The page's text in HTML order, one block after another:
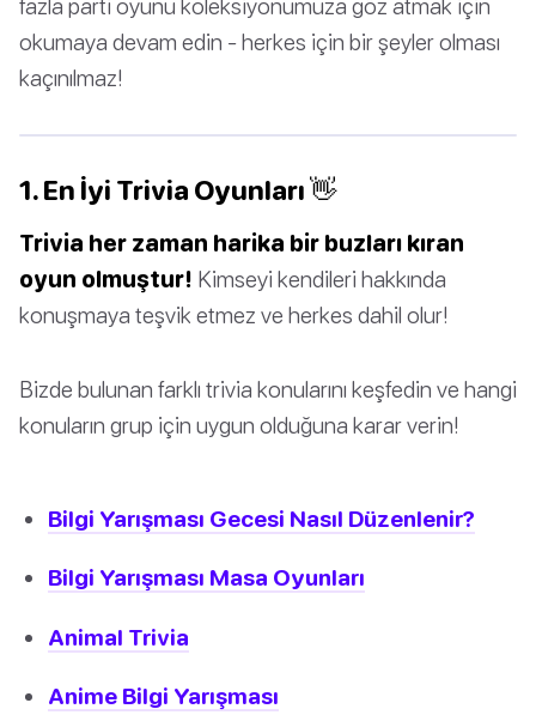
fazla parti oyunu koleksiyonumuza göz atmak için
okumaya devam edin - herkes için bir şeyler olması
kaçınılmaz!
1. En İyi Trivia Oyunları 👋
Trivia her zaman harika bir buzları kıran
oyun olmuştur! Kimseyi kendileri hakkında
konuşmaya teşvik etmez ve herkes dahil olur!
Bizde bulunan farklı trivia konularını keşfedin ve hangi
konuların grup için uygun olduğuna karar verin!
Bilgi Yarışması Gecesi Nasıl Düzenlenir?
Bilgi Yarışması Masa Oyunları
Animal Trivia
Anime Bilgi Yarışması